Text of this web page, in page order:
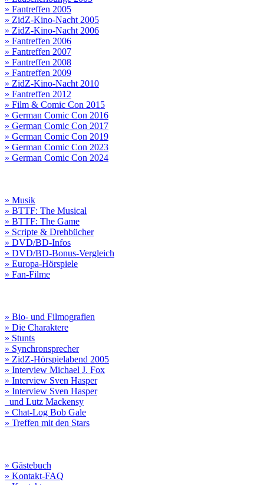
» Fantreffen 2005
» ZidZ-Kino-Nacht 2005
» ZidZ-Kino-Nacht 2006
» Fantreffen 2006
» Fantreffen 2007
» Fantreffen 2008
» Fantreffen 2009
» ZidZ-Kino-Nacht 2010
» Fantreffen 2012
» Film & Comic Con 2015
» German Comic Con 2016
» German Comic Con 2017
» German Comic Con 2019
» German Comic Con 2023
» German Comic Con 2024
» Musik
» BTTF: The Musical
» BTTF: The Game
» Scripte & Drehbücher
» DVD/BD-Infos
» DVD/BD-Bonus-Vergleich
» Europa-Hörspiele
» Fan-Filme
» Bio- und Filmografien
» Die Charaktere
» Stunts
» Synchronsprecher
» ZidZ-Hörspielabend 2005
» Interview Michael J. Fox
» Interview Sven Hasper
» Interview Sven Hasper
und Lutz Mackensy
» Chat-Log Bob Gale
» Treffen mit den Stars
» Gästebuch
» Kontakt-FAQ